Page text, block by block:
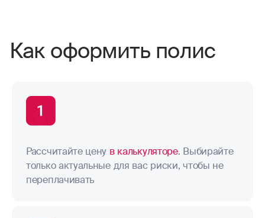
Как оформить полис
Рассчитайте цену в калькуляторе. Выбирайте
только актуальные для вас риски, чтобы не
переплачивать